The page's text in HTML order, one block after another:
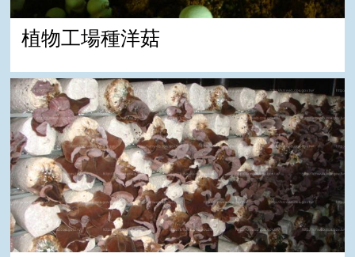
植物工場種洋菇
傳統菇寮栽培木耳